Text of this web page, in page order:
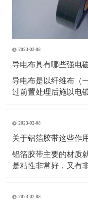
2023-02-08
导电布具有哪些强电
导电布是以纤维布（
过前置处理后施以电
多人都不知道。所以
号的呢？​A.影响屏蔽
过程中，
2023-02-08
关于铝箔胶带这些作
铝箔胶带主要的材质
是粘性非常好，又有
等，就是使用的这种
2023-02-08